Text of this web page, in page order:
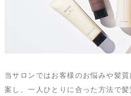
当サロンではお客様のお悩みや髪
案し、一人ひとりに合った方法で